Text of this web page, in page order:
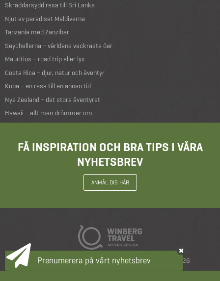
Skräddarsydd resa till Sri Lanka
Njut av paradiset Maldiverna
Tanzania med Zanzibar
Seychellerna – världens vackraste öar
Mauritius – road trip eller lyx
Costa Rica – djur, natur och äventyr
Kuba – en resa till en annan tid
Nya Zeeland – det stora äventyret
Hawaii – allt man drömmer om
FÅ INSPIRATION OCH BRA TIPS I VÅRA
NYHETSBREV
ANMÄL DIG HÄR
Resevillkor | Integritetspolicy | copyright 2026
Prenumerera på vårt nyhetsbrev